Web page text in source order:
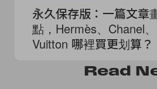
永久保存版：一篇文章
點，Hermès、Chanel
Vuitton 哪裡買更划算？
Read